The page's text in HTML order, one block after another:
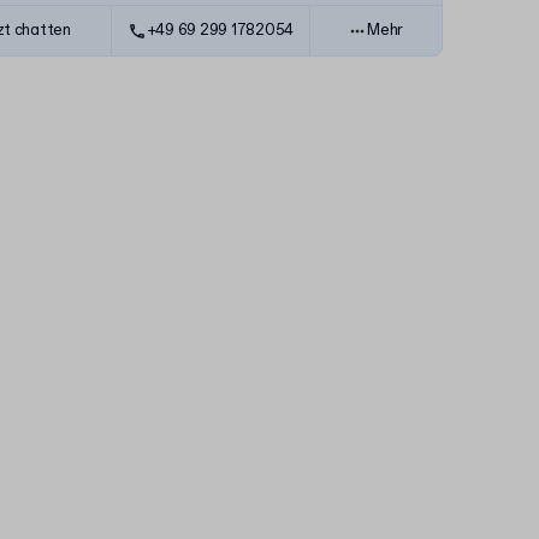
chatten +49 69 299 1782054 Mehr